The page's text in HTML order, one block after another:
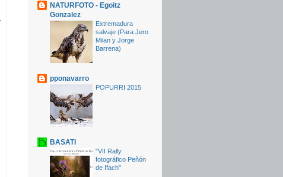
NATURFOTO - Egoitz
Gonzalez
Extremadura
salvaje (Para Jero
Milan y Jorge
Barrena)
pponavarro
POPURRI 2015
BASATI
"VII Rally
fotográfico Peñón
de Ifach"